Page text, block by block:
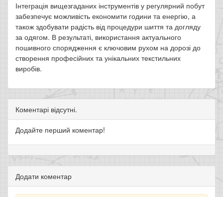
Інтеграція вищезгаданих інструментів у регулярний побут
забезпечує можливість економити години та енергію, а
також здобувати радість від процедури шиття та догляду
за одягом. В результаті, використання актуального
пошивного спорядження є ключовим рухом на дорозі до
створення професійних та унікальних текстильних
виробів.
Коментарі відсутні.
Додайте перший коментар!
Додати коментар